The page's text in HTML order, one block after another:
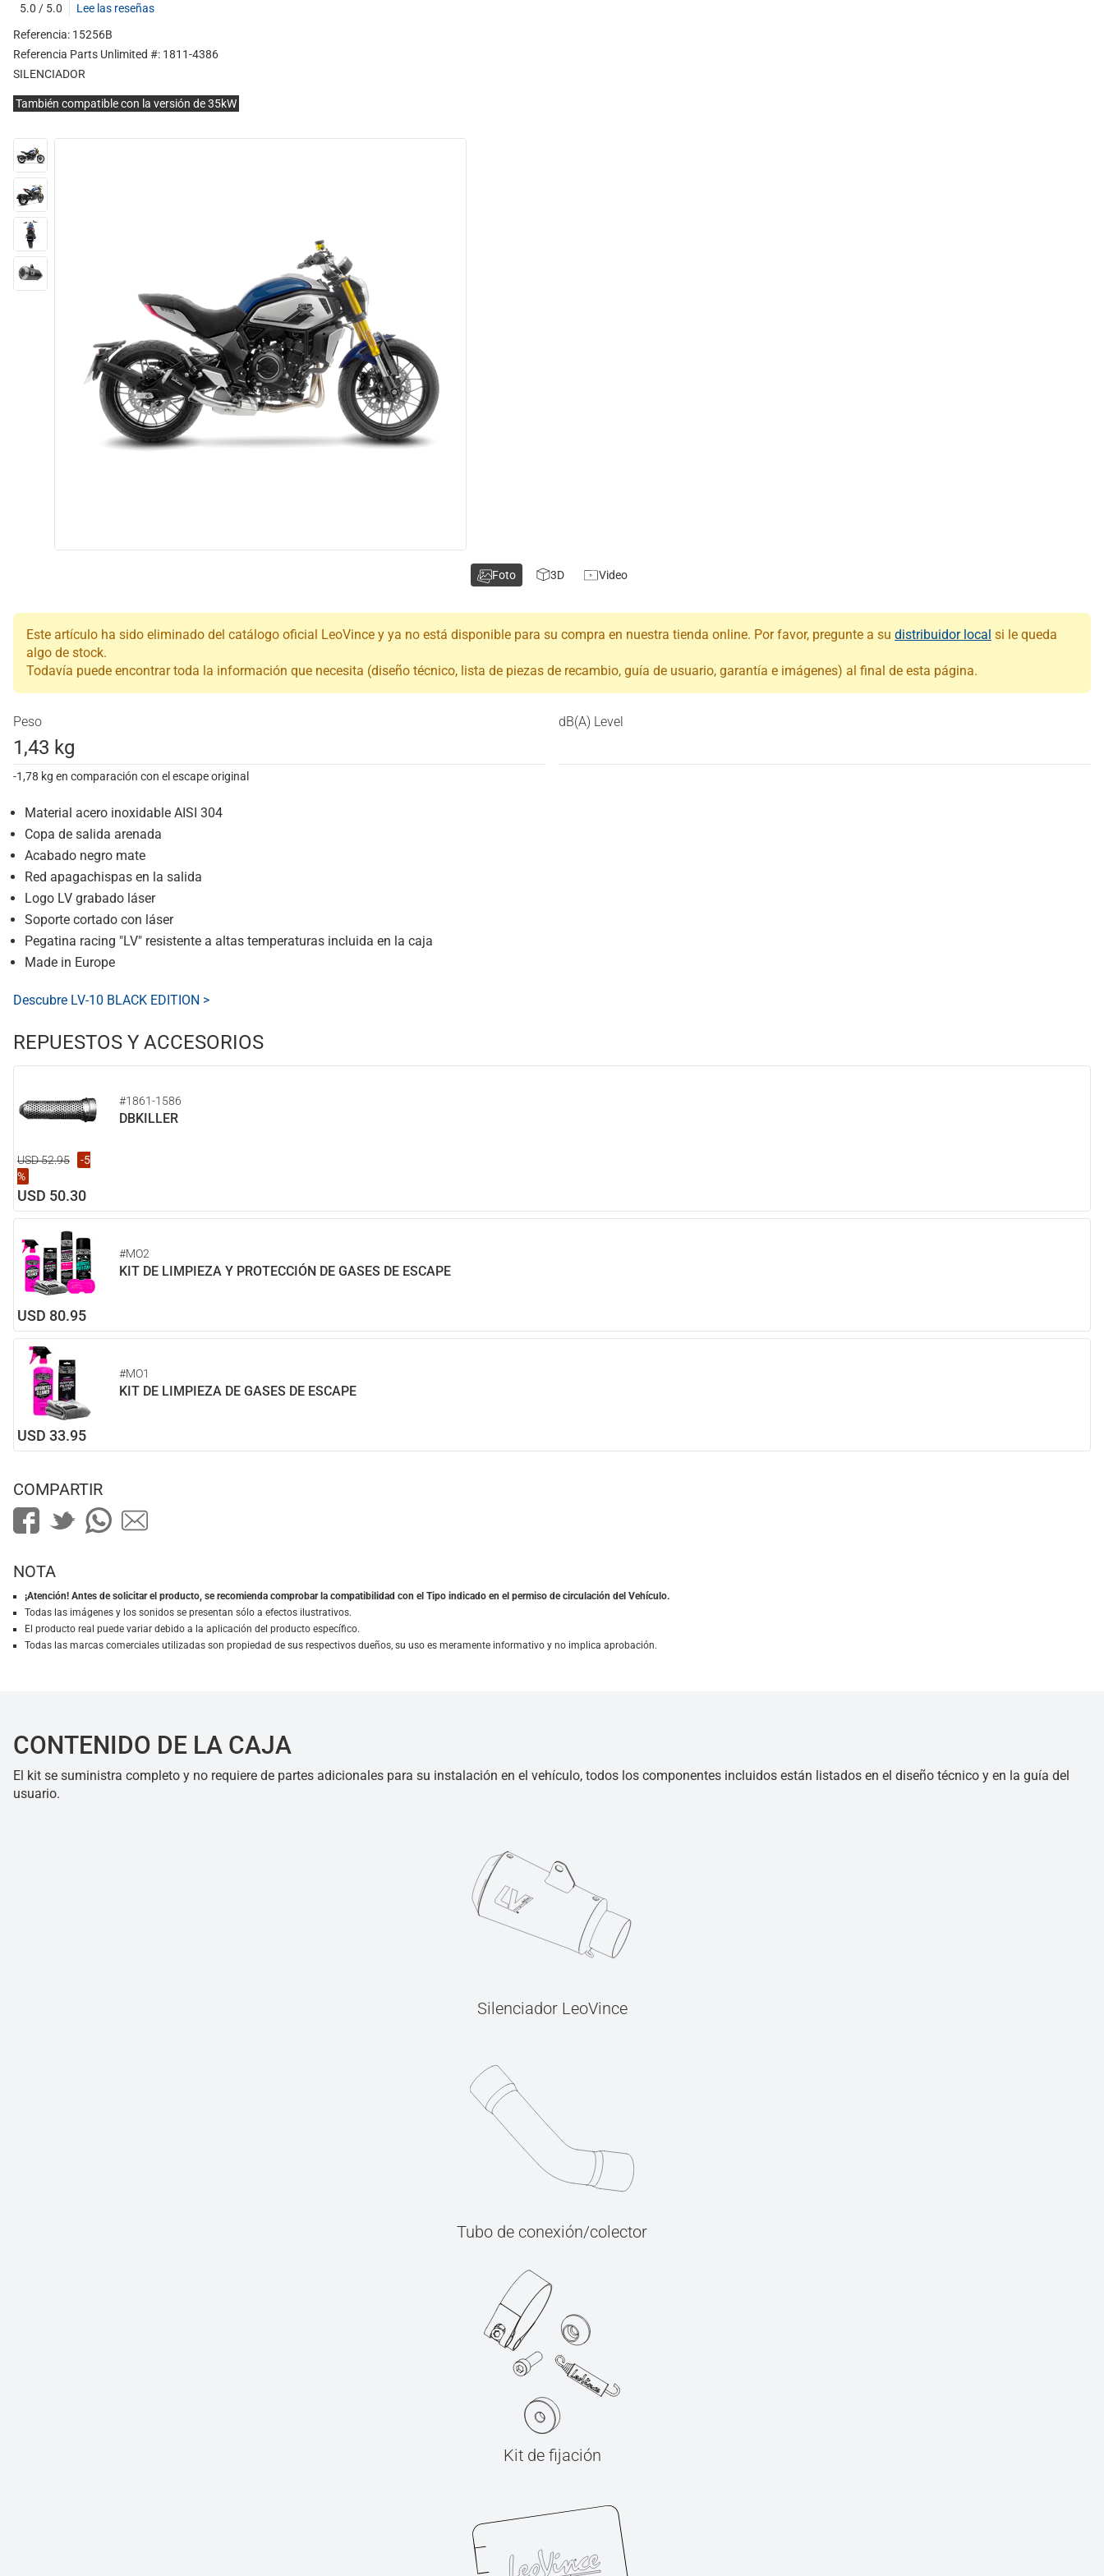
5.0 / 5.0
Lee las reseñas
Referencia: 15256B
Referencia Parts Unlimited #: 1811-4386
SILENCIADOR
También compatible con la versión de 35kW
Este artículo ha sido eliminado del catálogo oficial LeoVince y ya no está disponible para su compra en nuestra tienda online. Por favor, pregunte a su distribuidor local si le queda
algo de stock.
Todavía puede encontrar toda la información que necesita (diseño técnico, lista de piezas de recambio, guía de usuario, garantía e imágenes) al final de esta página.
Peso
1,43 kg
-1,78 kg en comparación con el escape original
dB(A) Level
Material acero inoxidable AISI 304
Copa de salida arenada
Acabado negro mate
Red apagachispas en la salida
Logo LV grabado láser
Soporte cortado con láser
Pegatina racing "LV" resistente a altas temperaturas incluida en la caja
Made in Europe
Descubre LV-10 BLACK EDITION >
REPUESTOS Y ACCESORIOS
#1861-1586
DBKILLER
USD 52.95
-5
%
USD 50.30
#MO2
KIT DE LIMPIEZA Y PROTECCIÓN DE GASES DE ESCAPE
USD 80.95
#MO1
KIT DE LIMPIEZA DE GASES DE ESCAPE
USD 33.95
Foto 3D Video
COMPARTIR
NOTA
¡Atención! Antes de solicitar el producto, se recomienda comprobar la compatibilidad con el Tipo indicado en el permiso de circulación del Vehículo.
Todas las imágenes y los sonidos se presentan sólo a efectos ilustrativos.
El producto real puede variar debido a la aplicación del producto específico.
Todas las marcas comerciales utilizadas son propiedad de sus respectivos dueños, su uso es meramente informativo y no implica aprobación.
CONTENIDO DE LA CAJA
El kit se suministra completo y no requiere de partes adicionales para su instalación en el vehículo, todos los componentes incluidos están listados en el diseño técnico y en la guía del
usuario.
Silenciador LeoVince
Tubo de conexión/colector
Kit de fijación